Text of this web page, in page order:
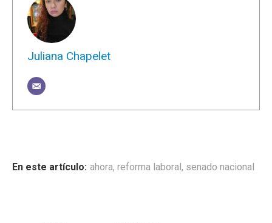
Juliana Chapelet
ahora, reforma laboral, senado nacional